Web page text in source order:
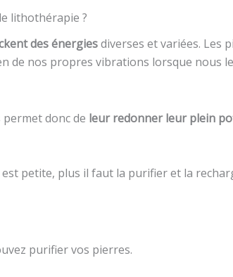
lithothérapie ?
des énergiesdiverses et variées. Les
de nos propres vibrations lorsque nous
donc de leur redonner leur plein
petite, plus il faut la purifier et la
purifier vos pierres.